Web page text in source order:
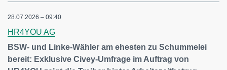
28.07.2026 – 09:40
HR4YOU AG
BSW- und Linke-Wähler am ehesten zu Schummelei
bereit: Exklusive Civey-Umfrage im Auftrag von